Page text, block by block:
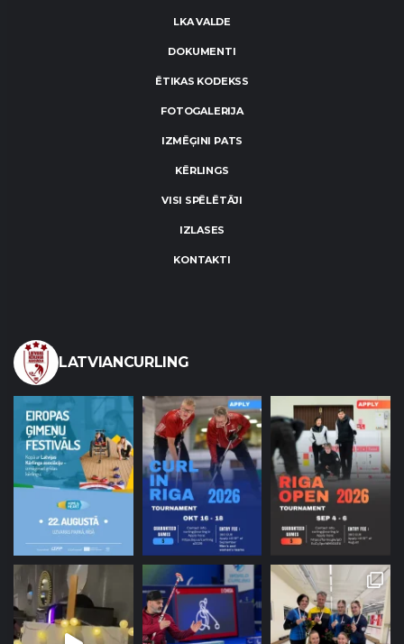
LKA VALDE
DOKUMENTI
ĒTIKAS KODEKSS
FOTOGALERIJA
IZMĒĢINI PATS
KĒRLINGS
VISI SPĒLĒTĀJI
IZLASES
KONTAKTI
LATVIANCURLING